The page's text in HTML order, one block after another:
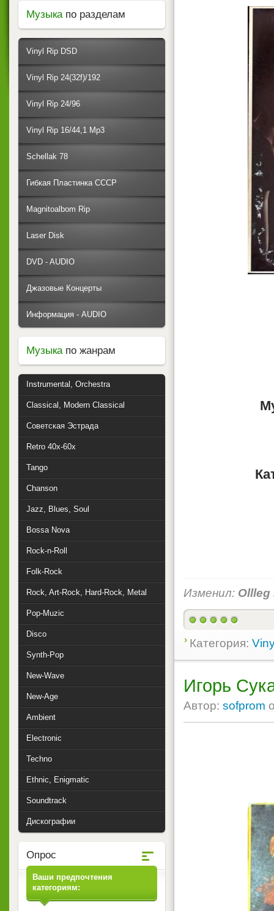
Изменил: Ollleg
Категория:
Игорь
Автор: sofprom
Музыка по разделам
Vinyl Rip DSD
Vinyl Rip 24(32f)/192
Vinyl Rip 24/96
Vinyl Rip 16/44,1 Mp3
Schellak 78
Гибкая Пластинка СССР
Magnitoalbom Rip
Laser Disk
DVD - AUDIO
Джазовые Концерты
Информация - AUDIO
Музыкапо жанрам
Instrumental, Orchestra
Classical, Modern Classical
Советская Эстрада
Retro 40x-60x
Tango
Chanson
Jazz, Blues, Soul
Bossa Nova
Rock-n-Roll
Folk-Rock
Rock, Art-Rock, Hard-Rock, Metal
Pop-Muzic
Disco
Synth-Pop
New-Wave
New-Age
Ambient
Electronic
Techno
Ethnic, Enigmatic
Soundtrack
Дискографии
Опрос
Ваши предпочтения
категориям: